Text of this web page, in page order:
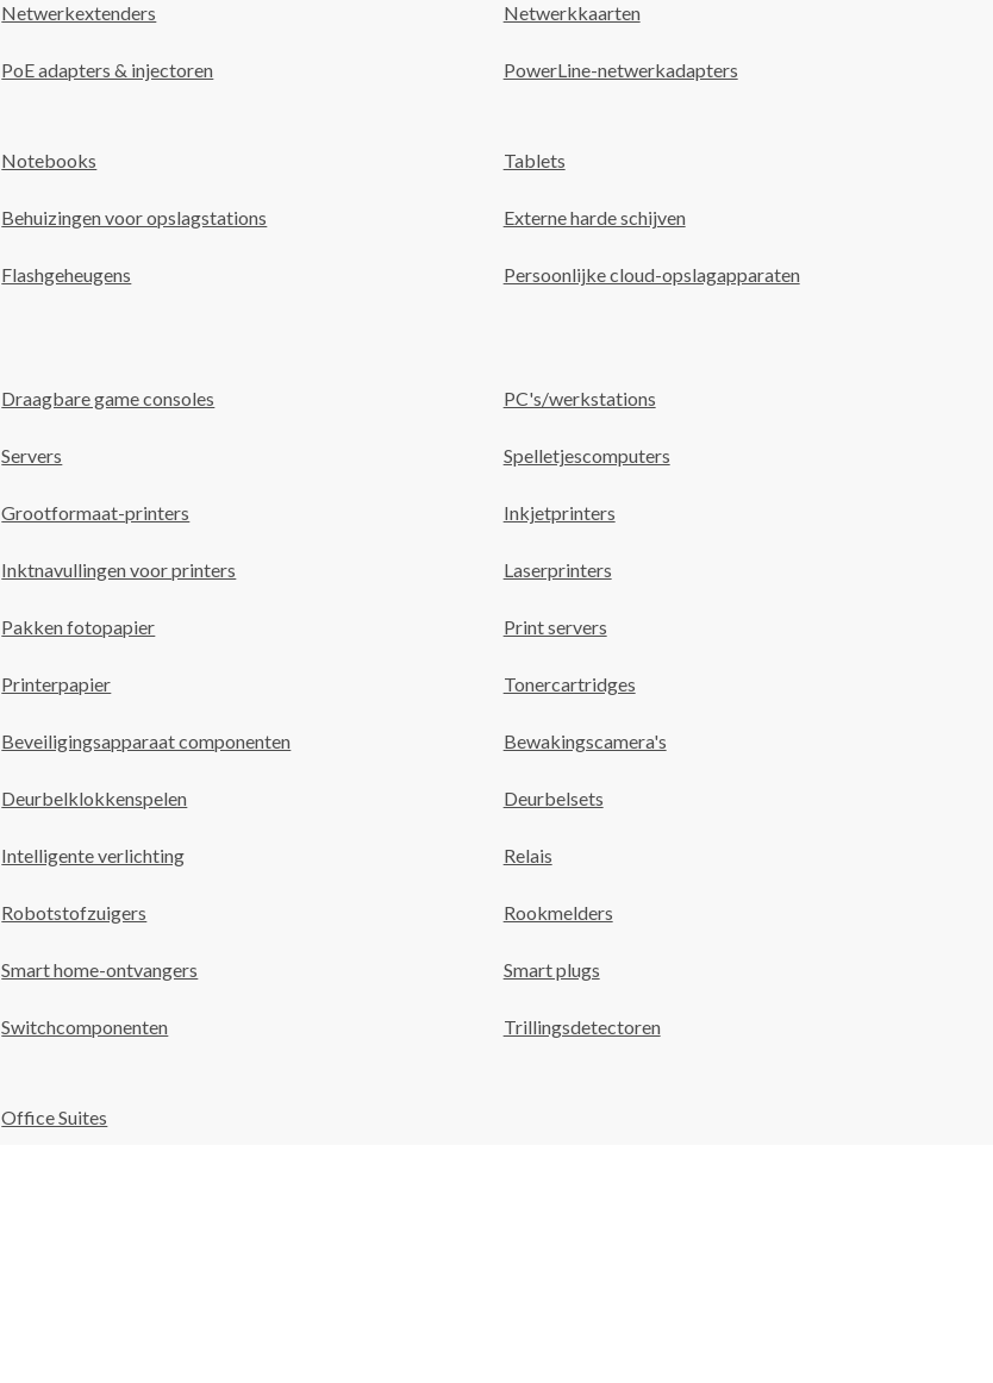
Netwerkextenders Netwerkkaarten
PoE adapters & injectoren PowerLine-netwerkadapters
Notebooks Tablets
Behuizingen voor opslagstations Externe harde schijven
Flashgeheugens Persoonlijke cloud-opslagapparaten
Draagbare game consoles PC's/werkstations
Servers Spelletjescomputers
Grootformaat-printers Inkjetprinters
Inktnavullingen voor printers Laserprinters
Pakken fotopapier Print servers
Printerpapier Tonercartridges
Beveiligingsapparaat componenten Bewakingscamera's
Deurbelklokkenspelen Deurbelsets
Intelligente verlichting Relais
Robotstofzuigers Rookmelders
Smart home-ontvangers Smart plugs
Switchcomponenten Trillingsdetectoren
Office Suites